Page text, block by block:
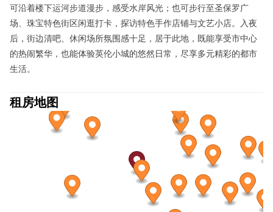
可沿着楼下运河步道漫步，感受水岸风光；也可步行至圣保罗广
场、珠宝特色街区闲逛打卡，探访特色手作店铺与文艺小店。入夜
后，街边清吧、休闲场所氛围感十足，居于此地，既能享受市中心
的热闹繁华，也能体验英伦小城的悠然日常，尽享多元精彩的都市
生活。
租房地图